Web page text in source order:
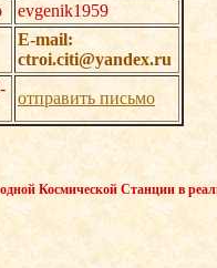
evgenik1959
E-mail:
ctroi.citi@yandex.ru
отправить письмо
Космической Станции в